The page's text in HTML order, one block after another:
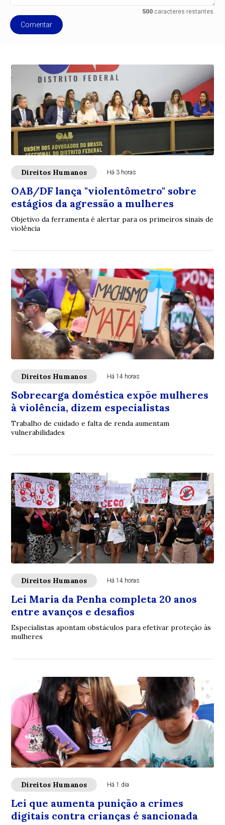
500caracteres restantes.
Comentar
Direitos Humanos Há 3 horas
OAB/DF lança "violentômetro" sobre
estágios da agressão a mulheres
Objetivo da ferramenta é alertar para os primeiros sinais de
violência
Direitos Humanos Há 14 horas
Sobrecarga doméstica expõe mulheres
à violência, dizem especialistas
Trabalho de cuidado e falta de renda aumentam
vulnerabilidades
Direitos Humanos Há 14 horas
Lei Maria da Penha completa 20 anos
entre avanços e desafios
Especialistas apontam obstáculos para efetivar proteção às
mulheres
Direitos Humanos Há 1 dia
Lei que aumenta punição a crimes
digitais contra crianças é sancionada